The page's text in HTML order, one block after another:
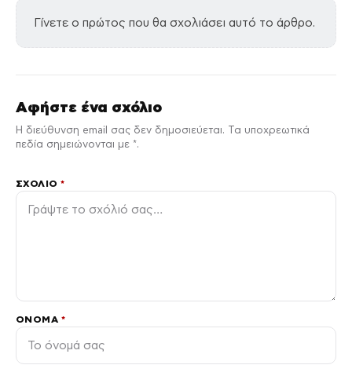
Γίνετε ο πρώτος που θα σχολιάσει αυτό το άρθρο.
Αφήστε ένα σχόλιο
Η διεύθυνση email σας δεν δημοσιεύεται. Τα υποχρεωτικά
πεδία σημειώνονται με *.
ΣΧΌΛΙΟ*
ΌΝΟΜΑ *